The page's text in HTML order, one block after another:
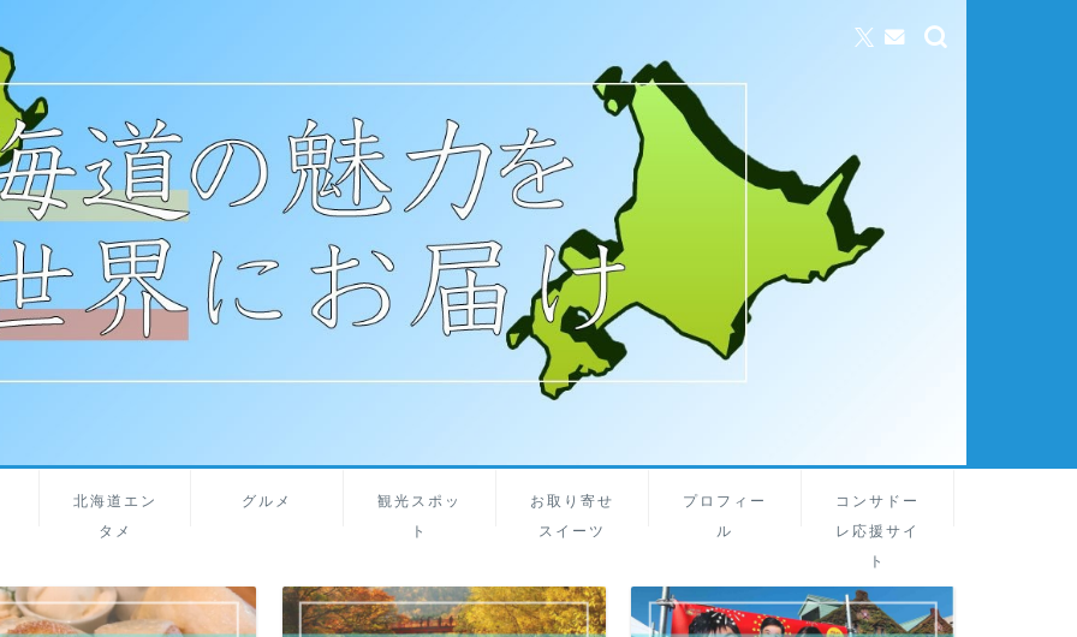
北海道エン
タメ
グルメ
観光スポッ
ト
お取り寄せ
スイーツ
プロフィー
ル
コンサドー
レ応援サイ
ト